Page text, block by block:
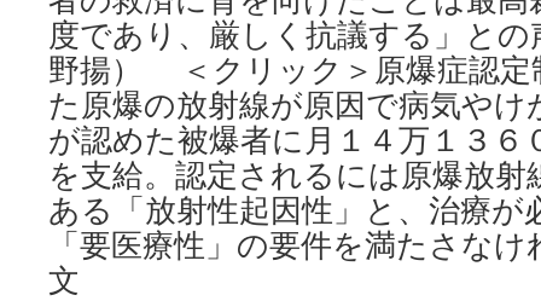
度であり、厳しく抗議する」と
野揚） ＜クリック＞原爆症認
た原爆の放射線が原因で病気や
が認めた被爆者に月１４万１３６
を支給。認定されるには原爆放
ある「放射性起因性」と、治療が
「要医療性」の要件を満たさな
文